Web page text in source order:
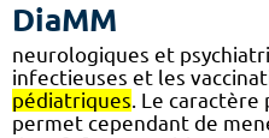
DiaMM
neurologiques et
infectieuses et les
pédiatriques . Le
permet cependant de